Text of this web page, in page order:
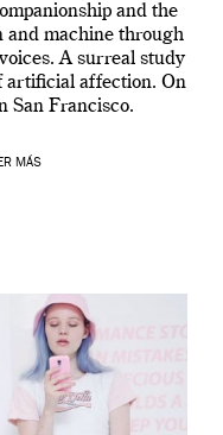
and the
and machine through
A surreal study
artificial affection. On
San Francisco.
MÁS